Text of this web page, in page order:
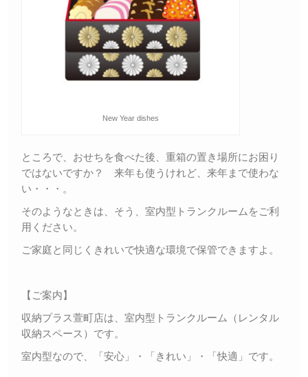
New Year dishes
ところで、おせちを食べた後、重箱の置き場所にお困り
ではないですか？ 来年も使うけれど、来年まで使わな
い・・・。
そのようなときは、そう、室内型トランクルームをご利
用ください。
ご家庭と同じくきれいで快適な環境で保管できますよ。
【ご案内】
収納プラス萱町店は、室内型トランクルーム（レンタル
収納スペース）です。
室内型なので、「安心」・「きれい」・「快適」です。